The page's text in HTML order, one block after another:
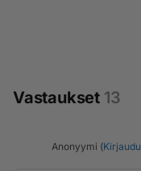
Vastaukset 13
Anonyymi (Kirjaudu